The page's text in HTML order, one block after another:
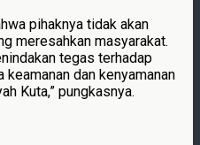
pihaknya tidak akan
meresahkan masyarakat.
tegas terhadap
dan kenyamanan
Kuta,” pungkasnya.